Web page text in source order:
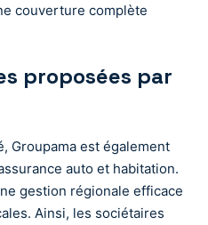
couverture complète
proposées par
Groupama est également
auto et habitation.
gestion régionale efficace
Ainsi, les sociétaires